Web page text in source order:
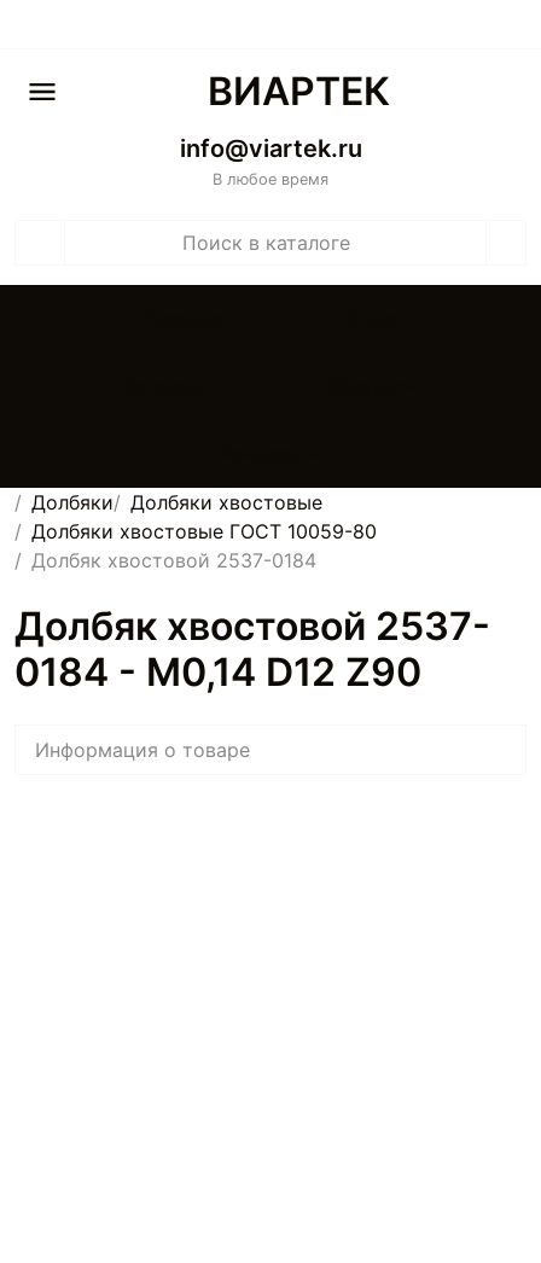
ВИАРТЕК
info@viartek.ru
В любое время
Долбяки
Долбяки хвостовые
Долбяки хвостовые ГОСТ 10059-80
Долбяк хвостовой 2537-0184
Долбяк хвостовой 2537-
0184 - M0,14 D12 Z90
Информация о товаре